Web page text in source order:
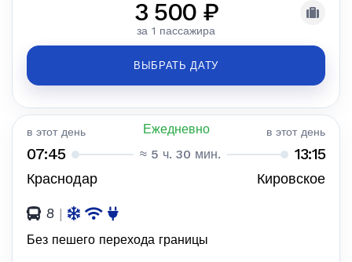
3 500 ₽
за 1 пассажира
ВЫБРАТЬ ДАТУ
в этот день Ежедневно в этот день
07:45 ≈ 5 ч. 30 мин. 13:15
Краснодар Кировское
8 |
Без пешего перехода границы